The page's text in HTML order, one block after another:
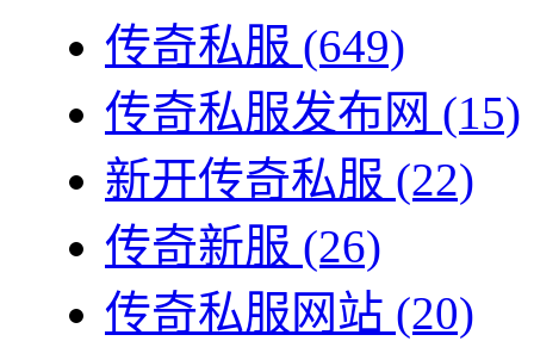
传奇私服 (649)
传奇私服发布网 (15)
新开传奇私服 (22)
传奇新服 (26)
传奇私服网站 (20)